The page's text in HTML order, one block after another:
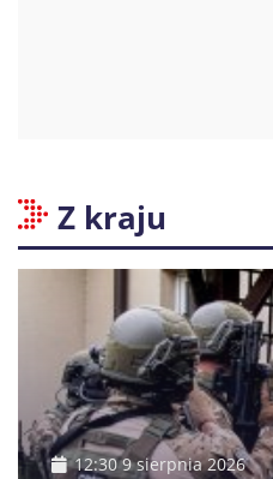
Z kraju
12:30 9 sierpnia 2026